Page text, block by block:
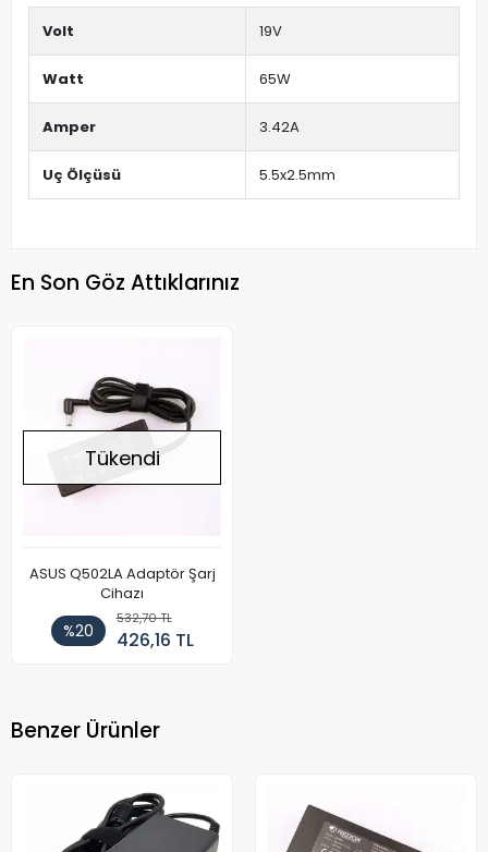
Volt 19V
Watt 65W
Amper 3.42A
Uç Ölçüsü 5.5x2.5mm
En Son Göz Attıklarınız
Tükendi
ASUS Q502LA Adaptör Şarj
Cihazı
%20
532,70 TL
426,16 TL
Benzer Ürünler